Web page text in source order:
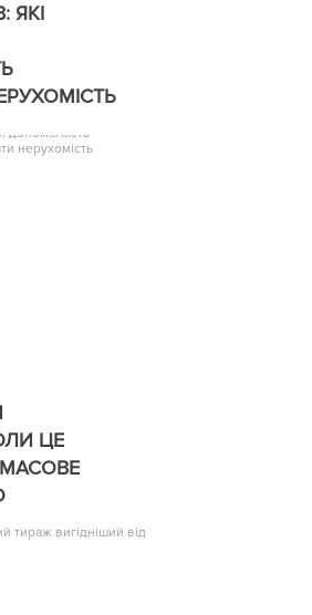
ЯКІ
допомагають
нерухомість
ЦЕ
МАСОВЕ
тираж вигідніший від